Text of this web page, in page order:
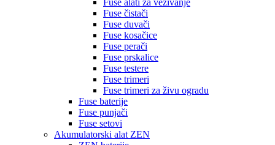
Fuse alati za vezivanje
Fuse čistači
Fuse duvači
Fuse kosačice
Fuse perači
Fuse prskalice
Fuse testere
Fuse trimeri
Fuse trimeri za živu ogradu
Fuse baterije
Fuse punjači
Fuse setovi
Akumulatorski alat ZEN